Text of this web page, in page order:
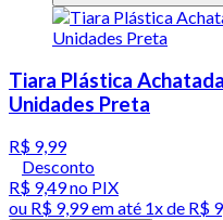
Tiara Plástica
Unidades Preta
R$ 9,99
Desconto
R$ 9,49no PIX
ou R$ 9,99em até 1x de R$